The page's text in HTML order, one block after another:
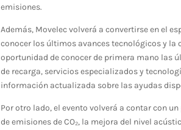
emisiones.
Además, Movelec volverá a convertirse en el
conocer los últimos avances tecnológicos y la
oportunidad de conocer de primera mano las
de recarga, servicios especializados y
información actualizada sobre las ayudas
Por otro lado, el evento volverá a contar con
de emisiones de CO₂, la mejora del nivel